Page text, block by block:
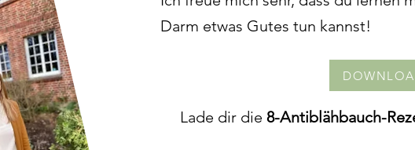
Darm etwas Gutes tun kannst!
Lade dir die 8-Antiblähbauch-